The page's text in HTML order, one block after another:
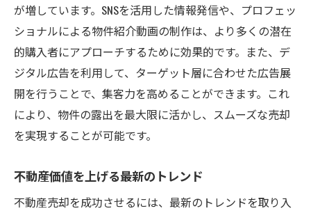
が増しています。SNSを活用した情報発信や、プロフェッ
ショナルによる物件紹介動画の制作は、より多くの潜在
的購入者にアプローチするために効果的です。また、デ
ジタル広告を利用して、ターゲット層に合わせた広告展
開を行うことで、集客力を高めることができます。これ
により、物件の露出を最大限に活かし、スムーズな売却
を実現することが可能です。
不動産価値を上げる最新のトレンド
不動産売却を成功させるには、最新のトレンドを取り入